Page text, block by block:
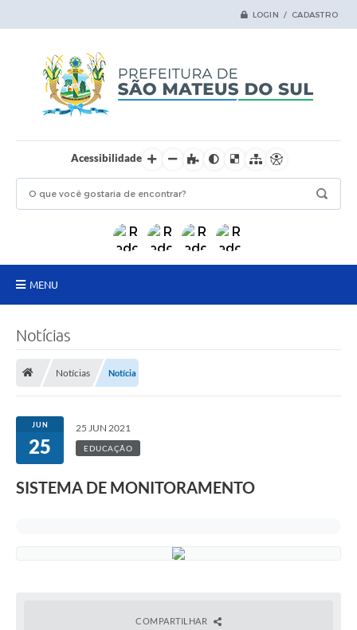
LOGIN / CADASTRO
Acessibilidade
MENU
Transparência
Secretarias
Notícias
Notícias Notícia
JUN
25
25 JUN 2021
EDUCAÇÃO
SISTEMA DE MONITORAMENTO
COMPARTILHAR